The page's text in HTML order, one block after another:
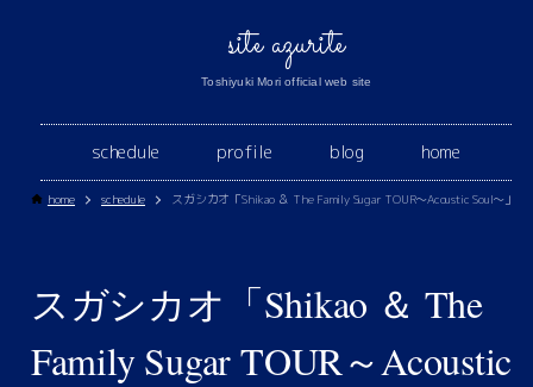
site azurite
Toshiyuki Mori official web site
schedule profile blog home
home schedule スガシカオ「Shikao ＆ The Family Sugar TOUR～Acoustic Soul～」
スガシカオ「Shikao ＆ The
Family Sugar TOUR～Acoustic